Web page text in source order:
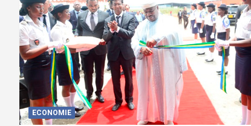
ECONOMIE